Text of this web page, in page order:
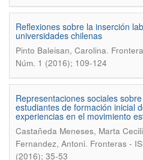
Reflexiones sobre la inserción
universidades chilenas
Pinto Baleisan, Carolina.
Núm. 1 (2016); 109-124
Representaciones sociales
estudiantes de formación inicial
experiencias en el movimiento
Castañeda Meneses, Marta
Fernandez, Antoni. Fronteras -
(2016); 35-53